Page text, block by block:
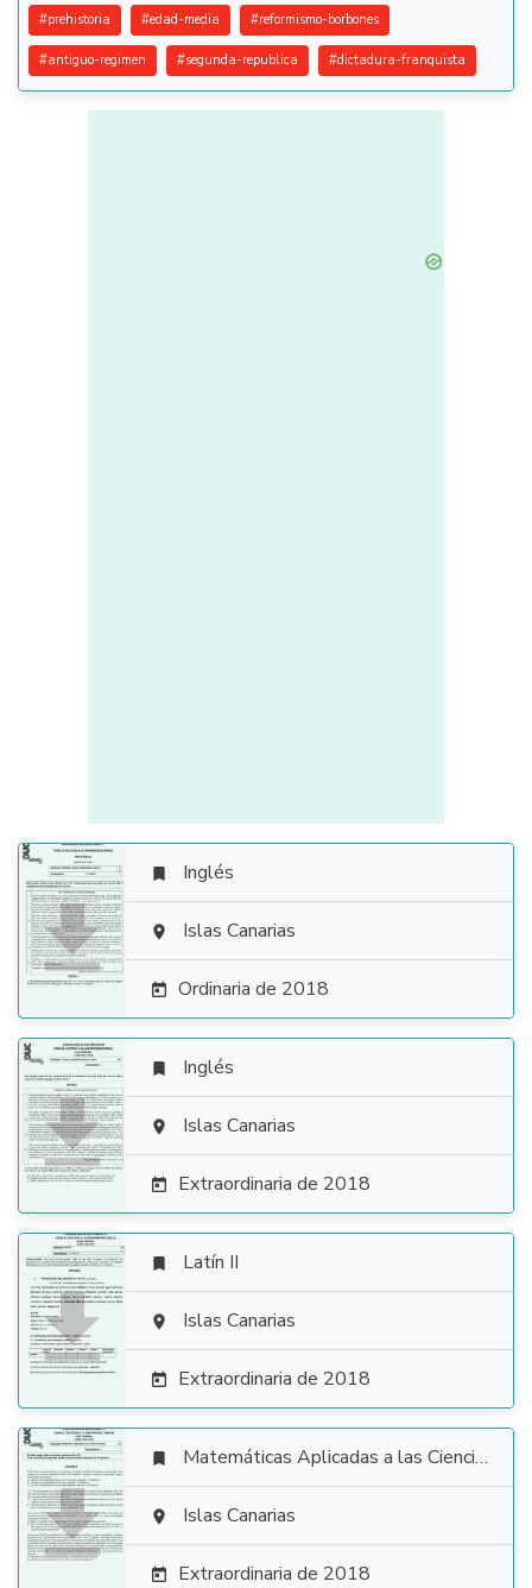
#prehistoria #edad-media #reformismo-borbones
#antiguo-regimen #segunda-republica #dictadura-franquista

 Inglés
 Islas Canarias
 Ordinaria de 2018

 Inglés
 Islas Canarias
 Extraordinaria de 2018

 Latín II
 Islas Canarias
 Extraordinaria de 2018

 Matemáticas Aplicadas a las Ciencias Sociales
 Islas Canarias
 Extraordinaria de 2018